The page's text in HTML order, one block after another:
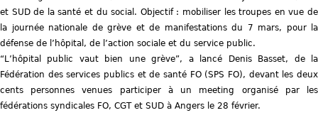
n
k
i
s
e
x
t
et SUD de la santé et du social. Objectif : mobiliser les troupes en vue de
la journée nationale de grève et de manifestations du 7 mars, pour la
défense de l’hôpital, de l’action sociale et du service public.
L’hôpital public vaut bien une grève , a lancé Denis Basset, de la
Fédération des services publics et de santé FO (SPS FO), devant les deux
cents personnes venues participer à un meeting organisé par les
fédérations syndicales FO, CGT et SUD à Angers le 28 février.